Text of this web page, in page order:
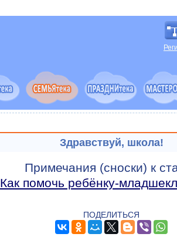
Здравствуй, школа!
Примечания (сноски) к
Как помочь ребёнку-
ПОДЕЛИТЬСЯ